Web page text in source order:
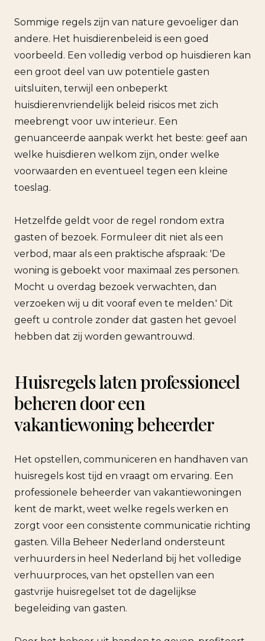
Sommige regels zijn van nature gevoeliger dan
andere. Het huisdierenbeleid is een goed
voorbeeld. Een volledig verbod op huisdieren kan
een groot deel van uw potentiele gasten
uitsluiten, terwijl een onbeperkt
huisdierenvriendelijk beleid risicos met zich
meebrengt voor uw interieur. Een
genuanceerde aanpak werkt het beste: geef aan
welke huisdieren welkom zijn, onder welke
voorwaarden en eventueel tegen een kleine
toeslag.
Hetzelfde geldt voor de regel rondom extra
gasten of bezoek. Formuleer dit niet als een
verbod, maar als een praktische afspraak: 'De
woning is geboekt voor maximaal zes personen.
Mocht u overdag bezoek verwachten, dan
verzoeken wij u dit vooraf even te melden.' Dit
geeft u controle zonder dat gasten het gevoel
hebben dat zij worden gewantrouwd.
Huisregels laten professioneel
beheren door een
vakantiewoning beheerder
Het opstellen, communiceren en handhaven van
huisregels kost tijd en vraagt om ervaring. Een
professionele beheerder van vakantiewoningen
kent de markt, weet welke regels werken en
zorgt voor een consistente communicatie richting
gasten. Villa Beheer Nederland ondersteunt
verhuurders in heel Nederland bij het volledige
verhuurproces, van het opstellen van een
gastvrije huisregelset tot de dagelijkse
begeleiding van gasten.